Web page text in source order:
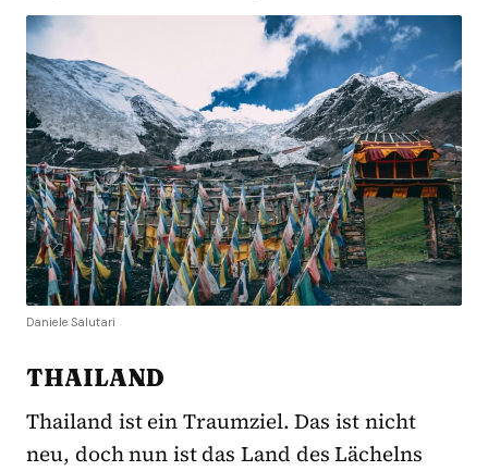
Daniele Salutari
THAILAND
Thailand ist ein Traumziel. Das ist nicht
neu, doch nun ist das Land des Lächelns